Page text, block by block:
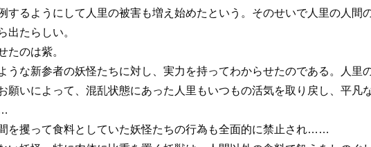
するようにして人里の被害も増え始めたという。そのせいで人里の人間
出たらしい。
のは紫。
な新参者の妖怪たちに対し、実力を持ってわからせたのである。人里
願いによって、混乱状態にあった人里もいつもの活気を取り戻し、平凡
を攫って食料としていた妖怪たちの行為も全面的に禁止され……